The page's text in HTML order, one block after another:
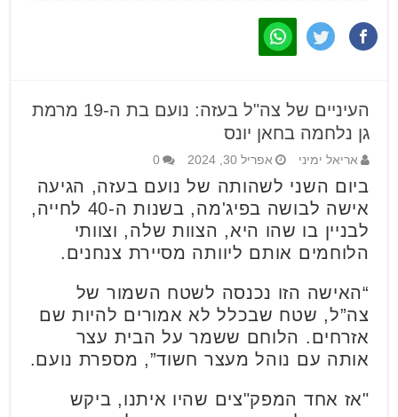
העיניים של צה"ל בעזה: נועם בת ה-19 מרמת
גן נלחמה בחאן יונס
אריאל ימיני אפריל 30, 2024 0
ביום השני לשהותה של נועם בעזה, הגיעה
אישה לבושה בפיג'מה, בשנות ה-40 לחייה,
לבניין בו שהו היא, הצוות שלה, וצוותי
הלוחמים אותם ליוותה מסיירת צנחנים.
“האישה הזו נכנסה לשטח השמור של
צה”ל, שטח שבכלל לא אמורים להיות שם
אזרחים. הלוחם ששמר על הבית עצר
אותה עם נוהל מעצר חשוד”, מספרת נועם.
"אז אחד המפק"צים שהיו איתנו, ביקש